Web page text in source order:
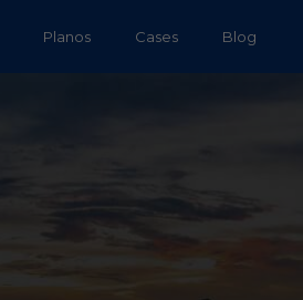
Planos Cases Blog